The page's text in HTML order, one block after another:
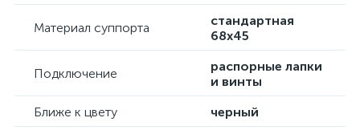
Материал суппорта
стандартная
68х45
Подключение
распорные лапки
и винты
Ближе к цвету
черный